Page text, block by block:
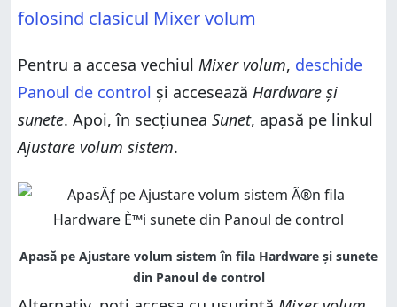
folosind clasicul Mixer volum
Pentru a accesa vechiul Mixer volum, deschide
Panoul de control și accesează Hardware și
sunete. Apoi, în secțiunea Sunet, apasă pe linkul
Ajustare volum sistem.